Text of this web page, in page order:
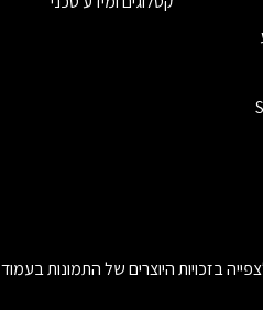
בזכויות היוצרים של התמונות בעמוד